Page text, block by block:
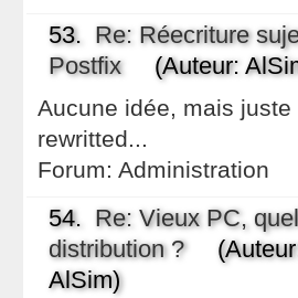
53. Re: Réecriture
Postfix(Auteur:
Aucune idée, mais
rewritted...
Forum: Administration
54. Re: Vieux PC,
distribution ?
AlSim)